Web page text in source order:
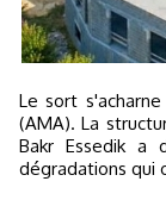
Le sort s'acharne sur l'Association des musulmans d’Angers
(AMA). La
Bakr Essedik a
dégradations qui